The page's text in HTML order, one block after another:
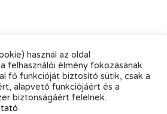
használ az oldal
felhasználói élmény fokozásának
fő funkcióját biztosító sütik, csak a
alapvető funkciójáért és a
biztonságáért felelnek.